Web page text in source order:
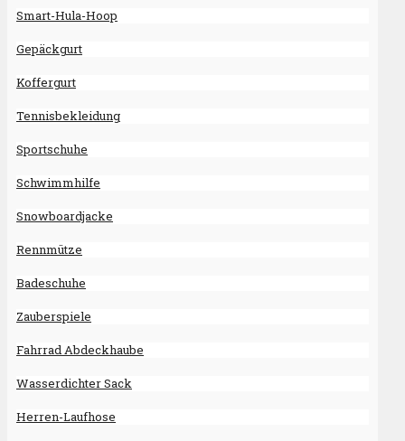
Smart-Hula-Hoop
Gepäckgurt
Koffergurt
Tennisbekleidung
Sportschuhe
Schwimmhilfe
Snowboardjacke
Rennmütze
Badeschuhe
Zauberspiele
Fahrrad Abdeckhaube
Wasserdichter Sack
Herren-Laufhose